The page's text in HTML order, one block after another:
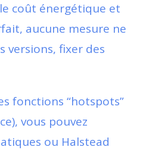
coût énergétique et
aucune mesure ne
versions, fixer des
fonctions “hotspots”
vous pouvez
ou Halstead